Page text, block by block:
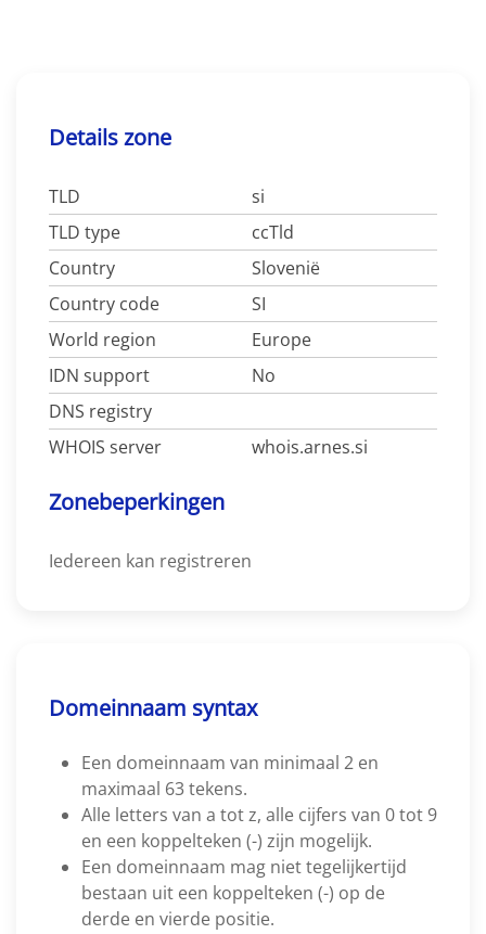
Details zone
TLD
si
TLD type
ccTld
Country
Slovenië
Country code
SI
World region
Europe
IDN support
No
DNS registry
WHOIS server
whois.arnes.si
Zonebeperkingen
Iedereen kan registreren
Domeinnaam syntax
Een domeinnaam van minimaal 2 en
maximaal 63 tekens.
Alle letters van a tot z, alle cijfers van 0 tot 9
en een koppelteken (-) zijn mogelijk.
Een domeinnaam mag niet tegelijkertijd
bestaan uit een koppelteken (-) op de
derde en vierde positie.